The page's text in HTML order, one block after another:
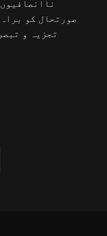
صورتحال کو
تجزیہ و